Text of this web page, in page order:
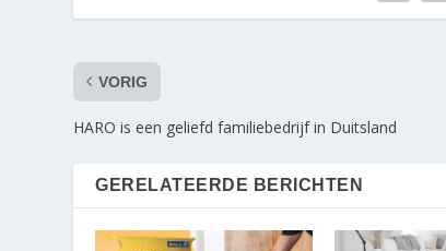
VORIG
HARO is een geliefd familiebedrijf in Duitsland
GERELATEERDE BERICHTEN